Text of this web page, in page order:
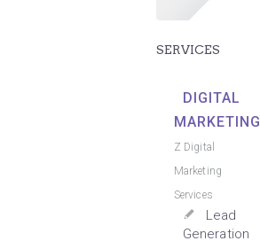
SERVICES
DIGITAL
MARKETING
Z Digital
Marketing
Services
Lead
Generation